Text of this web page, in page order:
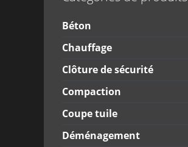
Béton
Chauffage
Clôture de sécurité
Compaction
Coupe tuile
Déménagement